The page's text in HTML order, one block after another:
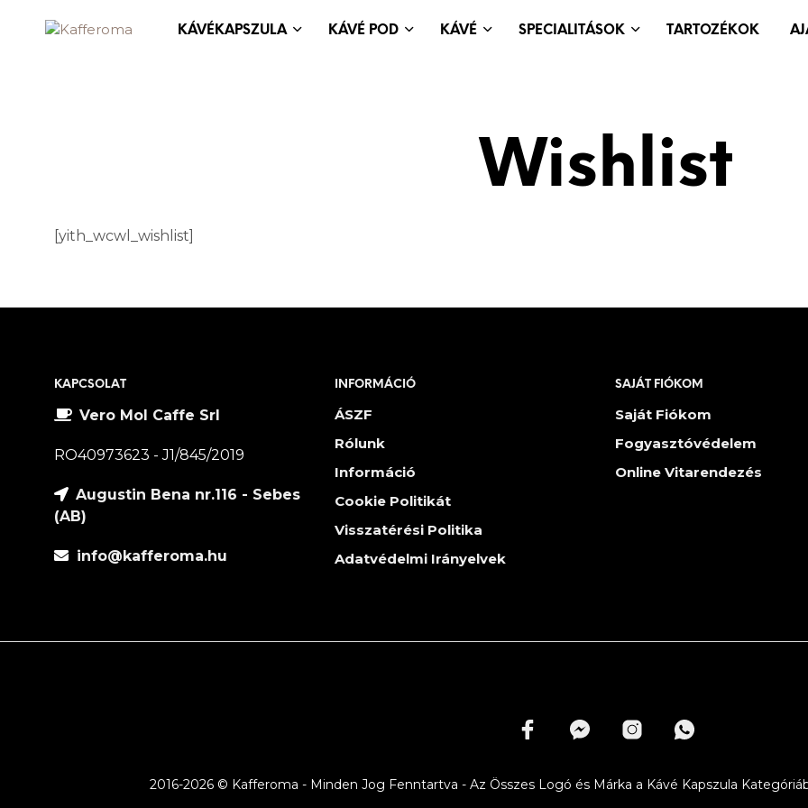
KÁVÉKAPSZULA KÁVÉ POD KÁVÉ SPECIALITÁSOK TARTOZÉKOK
Wishlist
[yith_wcwl_wishlist]
KAPCSOLAT
Vero Mol Caffe Srl
RO40973623 - J1/845/2019
Augustin Bena nr.116 - Sebes
(AB)
info@kafferoma.hu
INFORMÁCIÓ
ÁSZF
Rólunk
Információ
Cookie Politikát
Visszatérési Politika
Adatvédelmi Irányelvek
SAJÁT FIÓKOM
Saját Fiókom
Fogyasztóvédelem
Online Vitarendezés
2016-2026 © Kafferoma - Minden Jog Fenntartva - Az Összes Logó és Márka a Kávé Kapszula